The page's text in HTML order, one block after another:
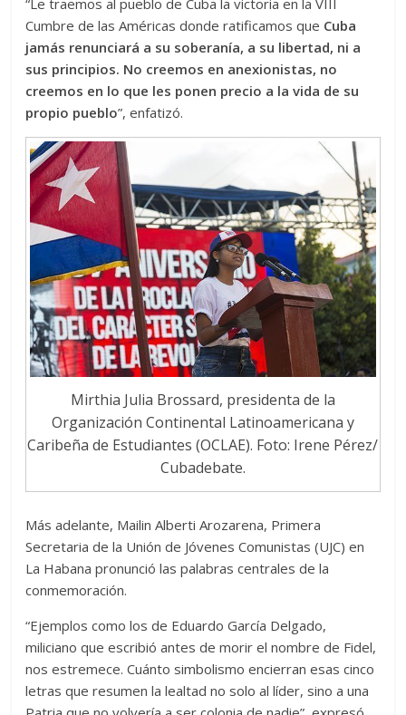
Cumbre de las Américas donde ratificamos que Cuba
jamás renunciará a su soberanía, a su libertad, ni a
sus principios. No creemos en anexionistas, no
creemos en lo que les ponen precio a la vida de su
propio pueblo”, enfatizó.
Mirthia Julia Brossard, presidenta de la
Organización Continental Latinoamericana y
Caribeña de Estudiantes (OCLAE). Foto: Irene Pérez/
Cubadebate.
Más adelante, Mailin Alberti Arozarena, Primera
Secretaria de la Unión de Jóvenes Comunistas (UJC) en
La Habana pronunció las palabras centrales de la
conmemoración.
“Ejemplos como los de Eduardo García Delgado,
miliciano que escribió antes de morir el nombre de Fidel,
nos estremece. Cuánto simbolismo encierran esas cinco
letras que resumen la lealtad no solo al líder, sino a una